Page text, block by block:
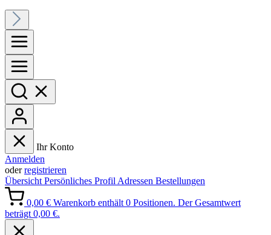
Ihr Konto
Anmelden
oderregistrieren
Übersicht Persönliches Profil Adressen Bestellungen
0,00 € Warenkorb enthält 0 Positionen. Der Gesamtwert
beträgt 0,00 €.